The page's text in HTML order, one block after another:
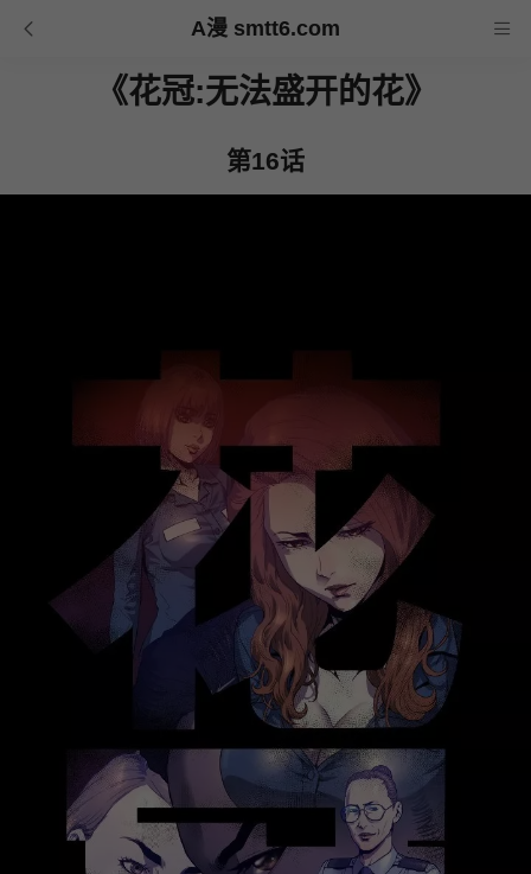
A漫 smtt6.com
《花冠:无法盛开的花》
第16话